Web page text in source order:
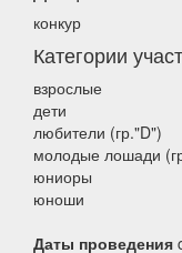
конкур
Категории
взрослые
дети
любители (гр."D")
молодые лошади
юниоры
юноши
Даты проведения